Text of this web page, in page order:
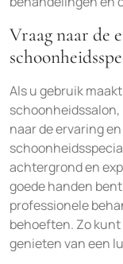
Vraag naar de
Als u gebruik
naar de ervaring
achtergrond en
goede handen
professionele
behoeften. Zo
genieten van een